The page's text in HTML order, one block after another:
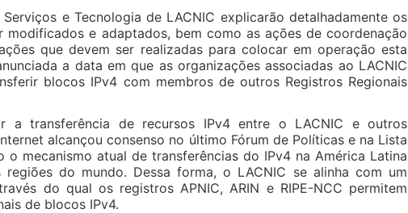
e Tecnologia de LACNIC explicarão detalhadamente os
modificados e adaptados, bem como as ações de coordenação
que devem ser realizadas para colocar em operação esta
a data em que as organizações associadas ao LACNIC
blocos IPv4 com membros de outros Registros Regionais
a transferência de recursos IPv4 entre o LACNIC e outros
alcançou consenso no último Fórum de Políticas e na Lista
o mecanismo atual de transferências do IPv4 na América Latina
do mundo. Dessa forma, o LACNIC se alinha com um
do qual os registros APNIC, ARIN e RIPE-NCC permitem
de blocos IPv4.